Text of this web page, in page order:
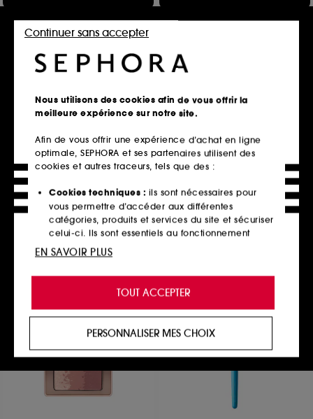
BENEFIT COSMETICS
Moone WANDERful World
Blush poudre
167
39,90€
SEPHORA COLLECTION
GLEAM & BLUSH DUO*
Duo joues blush & highlighter liquides
19,99€
Nous utilisons des cookies afin de vous offrir la
meilleure expérience sur notre site.
Afin de vous offrir une expérience d’achat en ligne
optimale, SEPHORA et ses partenaires utilisent des
cookies et autres traceurs, tels que des :
Cookies techniques : ils sont nécessaires pour
vous permettre d’accéder aux différentes
catégories, produits et services du site et sécuriser
celui-ci. Ils sont essentiels au fonctionnement
technique du site et ne peuvent être désactivés.
de vous offrir une expérience enrichie et
personnalisée en vous recommandant des
produits, des services et des contenus qui
proposer des offres promotionnelles adaptées à
votre profil.
Cookies réseaux sociaux et publicité :
utilisés pour vous présenter du contenu susceptible
de vous plaire via des publicités, y compris sur des
TOUT ACCEPTER
Continuer sans accepter
PERSONNALISER MES CHOIX
EN SAVOIR PLUS